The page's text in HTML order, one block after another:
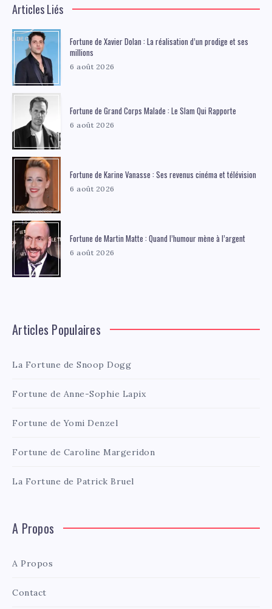
Articles Liés
Fortune de Xavier Dolan : La réalisation d’un prodige et ses
millions
6 août 2026
Fortune de Grand Corps Malade : Le Slam Qui Rapporte
6 août 2026
Fortune de Karine Vanasse : Ses revenus cinéma et télévision
6 août 2026
Fortune de Martin Matte : Quand l’humour mène à l’argent
6 août 2026
Articles Populaires
La Fortune de Snoop Dogg
Fortune de Anne-Sophie Lapix
Fortune de Yomi Denzel
Fortune de Caroline Margeridon
La Fortune de Patrick Bruel
A Propos
A Propos
Contact